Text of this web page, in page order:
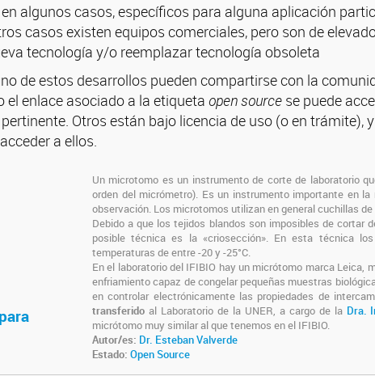
algunos casos, específicos para alguna aplicación
casos existen equipos comerciales, pero son de
tecnología y/o reemplazar tecnología obsoleta
de estos desarrollos pueden compartirse con la
el enlace asociado a la etiqueta open source se puede
Otros están bajo licencia de uso (o en trámite),
a ellos.
Un microtomo es un instrumento de corte de laboratorio
orden del micrómetro). Es un instrumento importante en
observación. Los microtomos utilizan en general cuchillas de
Debido a que los tejidos blandos son imposibles de cortar
posible técnica es la «criosección». En esta técnica
temperaturas de entre -20 y -25°C.
En el laboratorio del IFIBIO hay un micrótomo marca Leica,
enfriamiento capaz de congelar pequeñas muestras
en controlar electrónicamente las propiedades de
transferido al Laboratorio de la UNER, a cargo de la Dra.
micrótomo muy similar al que tenemos en el IFIBIO.
Autor/es: Dr. Esteban Valverde
Estado: Open Source